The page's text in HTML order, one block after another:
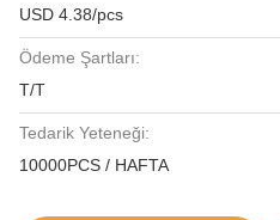
USD 4.38/pcs
Ödeme Şartları:
T/T
Tedarik Yeteneği:
10000PCS / HAFTA